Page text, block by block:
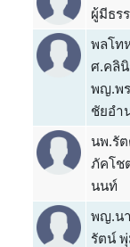
ผู้มีธร
พลโท
ศ.คลิ
พญ.พ
ชัยอำ
นพ.รั
ภัคโช
นนท์
พญ.น
รัตน์